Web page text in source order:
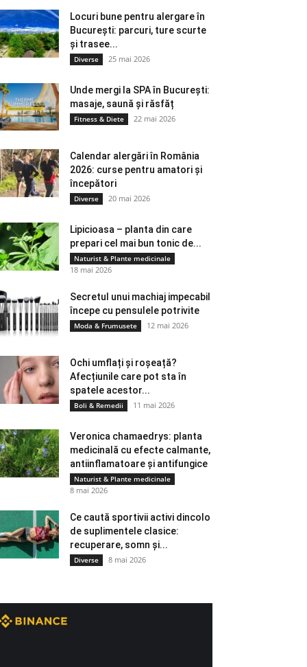
Locuri bune pentru alergare în
București: parcuri, ture scurte
și trasee...
Diverse 25 mai 2026
Unde mergi la SPA în București:
masaje, saună și răsfăț
Fitness & Diete 22 mai 2026
Calendar alergări în România
2026: curse pentru amatori și
începători
Diverse 20 mai 2026
Lipicioasa – planta din care
prepari cel mai bun tonic de...
Naturist & Plante medicinale
18 mai 2026
Secretul unui machiaj impecabil
începe cu pensulele potrivite
Moda & Frumusete 12 mai 2026
Ochi umflați și roșeață?
Afecțiunile care pot sta în
spatele acestor...
Boli & Remedii 11 mai 2026
Veronica chamaedrys: planta
medicinală cu efecte calmante,
antiinflamatoare și antifungice
Naturist & Plante medicinale
8 mai 2026
Ce caută sportivii activi dincolo
de suplimentele clasice:
recuperare, somn și...
Diverse 8 mai 2026